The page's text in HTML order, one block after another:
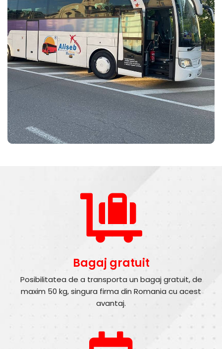
Bagaj gratuit
Posibilitatea de a transporta un bagaj gratuit, de
maxim 50 kg, singura firma din Romania cu acest
avantaj.